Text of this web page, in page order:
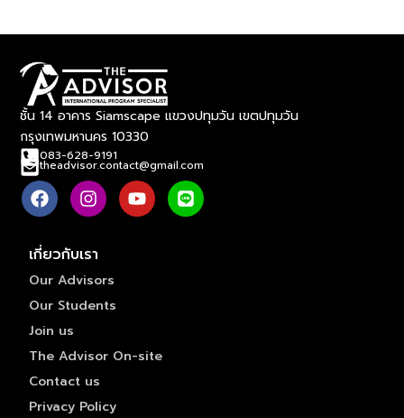
ชั้น 14 อาคาร Siamscape แขวงปทุมวัน เขตปทุมวัน
กรุงเทพมหานคร 10330
083-628-9191
theadvisor.contact@gmail.com
เกี่ยวกับเรา
Our Advisors
Our Students
Join us
The Advisor On-site
Contact us
Privacy Policy